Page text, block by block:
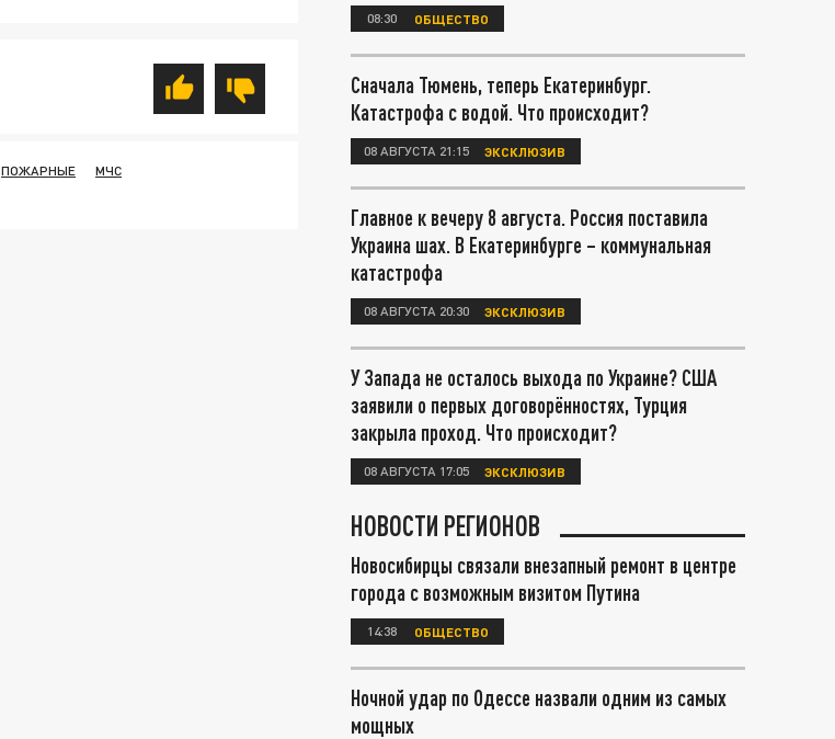
ПОЖАРНЫЕ
МЧС
08:30 ОБЩЕСТВО
Сначала Тюмень, теперь Екатеринбург.
Катастрофа с водой. Что происходит?
08 АВГУСТА 21:15 ЭКСКЛЮЗИВ
Главное к вечеру 8 августа. Россия поставила
Украина шах. В Екатеринбурге – коммунальная
катастрофа
08 АВГУСТА 20:30 ЭКСКЛЮЗИВ
У Запада не осталось выхода по Украине? США
заявили о первых договорённостях, Турция
закрыла проход. Что происходит?
08 АВГУСТА 17:05 ЭКСКЛЮЗИВ
НОВОСТИ РЕГИОНОВ
Новосибирцы связали внезапный ремонт в центре
города с возможным визитом Путина
14:38 ОБЩЕСТВО
Ночной удар по Одессе назвали одним из самых
мощных